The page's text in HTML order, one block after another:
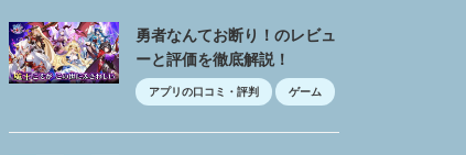
勇者なんてお断り！のレビュ
ーと評価を徹底解説！
アプリの口コミ・評判 ゲーム